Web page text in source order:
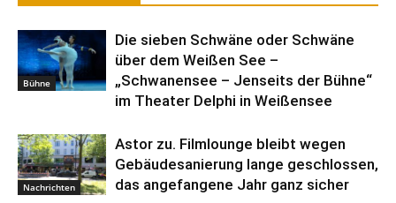
Bühne
Die sieben Schwäne oder Schwäne
über dem Weißen See –
„Schwanensee – Jenseits der Bühne“
im Theater Delphi in Weißensee
Nachrichten
Astor zu. Filmlounge bleibt wegen
Gebäudesanierung lange geschlossen,
das angefangene Jahr ganz sicher